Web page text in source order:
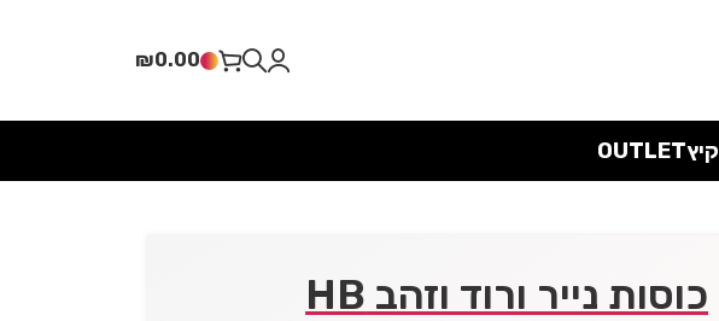
₪0.00
קיץOUTLET
כוסות נייר ורוד וזהב HB